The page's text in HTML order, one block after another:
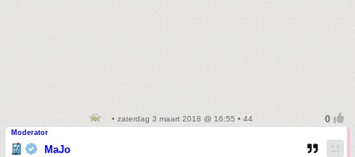
• zaterdag 3 maart 2018 @ 16:55 • 44
Moderator
MaJo